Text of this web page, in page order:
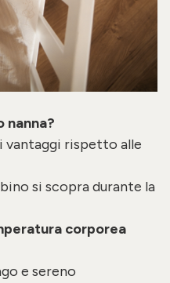
nanna?
vantaggi rispetto alle
si scopra durante la
corporea
e sereno